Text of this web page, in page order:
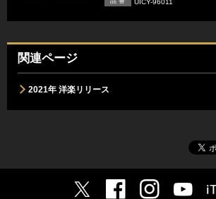
UICY-96011
関連ページ
2021年 洋楽リリース